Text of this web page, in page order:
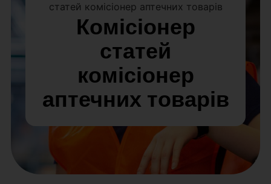
статей комісіонер аптечних товарів
Комісіонер
статей
комісіонер
аптечних товарів